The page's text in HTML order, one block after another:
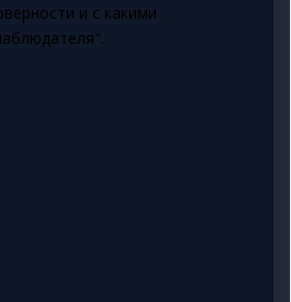
и с какими